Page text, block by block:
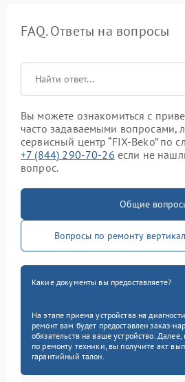
FAQ. Ответы на вопросы
Вы можете ознакомиться с
часто задаваемыми вопросами,
сервисный центр “FIX-Beko” по
+7 (844) 290-70-26 если не
вопрос.
Общие
Вопросы по ремонту
Какие документы вы предоставляете?
На этапе приема устройства на
ремонт вам будет предоставлен заказ-
обязательств на ваше устройство.
по ремонту техники, вы получите акт
гарантийный талон.